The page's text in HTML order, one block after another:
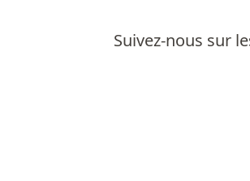
Suivez-nous sur